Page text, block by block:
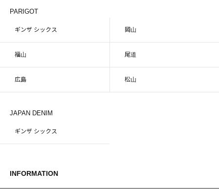
PARIGOT
ギンザ シックス 岡山
福山 尾道
広島 松山
JAPAN DENIM
ギンザ シックス
INFORMATION